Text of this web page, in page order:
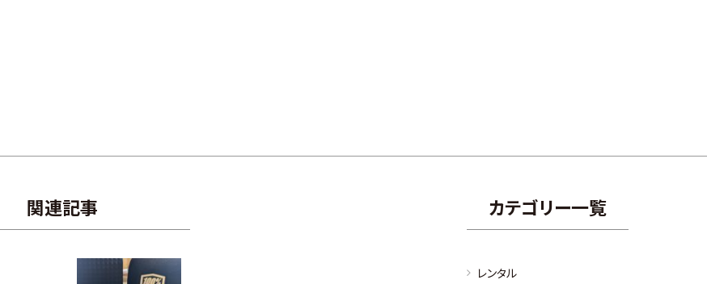
関連記事 カテゴリー一覧
レンタル